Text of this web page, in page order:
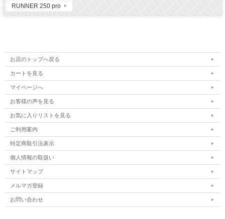
RUNNER 250 pro
お店のトップへ戻る
カートを見る
マイページへ
お客様の声を見る
お気に入りリストを見る
ご利用案内
特定商取引法表示
個人情報の取扱い
サイトマップ
メルマガ登録
お問い合わせ